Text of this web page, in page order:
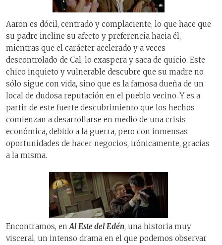
Aaron es dócil, centrado y complaciente, lo que hace que
su padre incline su afecto y preferencia hacia él,
mientras que el carácter acelerado y a veces
descontrolado de Cal, lo exaspera y saca de quicio. Este
chico inquieto y vulnerable descubre que su madre no
sólo sigue con vida, sino que es la famosa dueña de un
local de dudosa reputación en el pueblo vecino. Y es a
partir de este fuerte descubrimiento que los hechos
comienzan a desarrollarse en medio de una crisis
económica, debido a la guerra, pero con inmensas
oportunidades de hacer negocios, irónicamente, gracias
a la misma.
Encontramos, enAl Este del Edén, una historia muy
visceral, un intenso drama en el que podemos observar